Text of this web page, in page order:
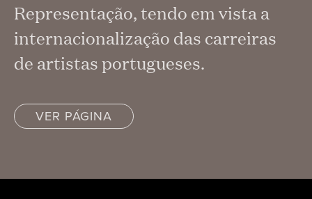
Representação, tendo em vista a
internacionalização das carreiras
de artistas portugueses.
VER PÁGINA